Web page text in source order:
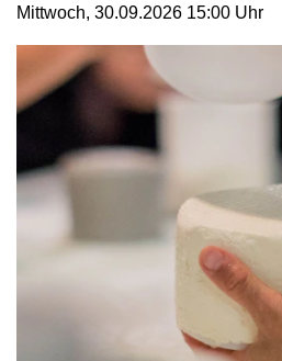
Mittwoch, 30.09.2026 15:00 Uhr